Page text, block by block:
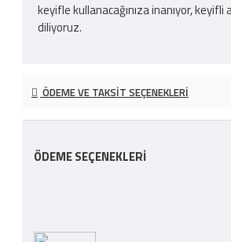
keyifle kullanacağınıza inanıyor, keyifli
diliyoruz.
ÖDEME VE TAKSIT SEÇENEKLERI
ÖDEME SEÇENEKLERI